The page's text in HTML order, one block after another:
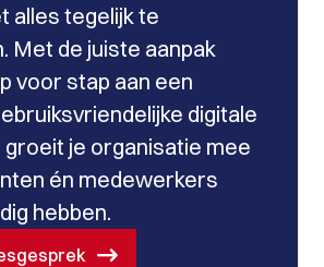
alles tegelijk te
Met de juiste aanpak
voor stap aan een
digitale
groeit je organisatie mee
én medewerkers
hebben.